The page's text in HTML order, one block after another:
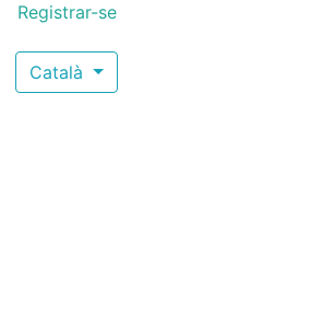
Registrar-se
Català